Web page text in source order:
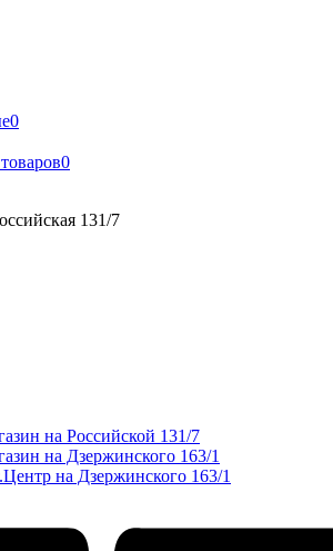
0
0
131/7
на Российской 131/7
на Дзержинского 163/1
на Дзержинского 163/1